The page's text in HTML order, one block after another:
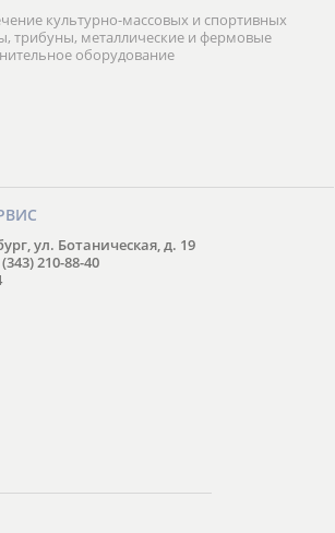
культурно-массовых и спортивных
трибуны, металлические и фермовые
оборудование
ул. Ботаническая, д. 19
210-88-40